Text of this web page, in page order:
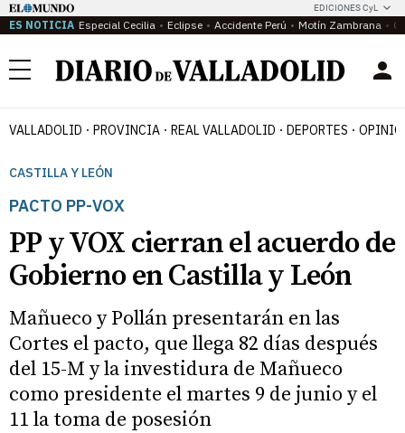
EDICIONES CyL
ES NOTICIA Especial Cecilia Eclipse Accidente Perú Motín Zambrana
Menú
VALLADOLID PROVINCIA REAL VALLADOLID DEPORTES
CASTILLA Y LEÓN
PACTO PP-VOX
PP y VOX cierran el acuerdo de
Gobierno en Castilla y León
Mañueco y Pollán presentarán en las
Cortes el pacto, que llega 82 días después
del 15-M y la investidura de Mañueco
como presidente el martes 9 de junio y el
11 la toma de posesión